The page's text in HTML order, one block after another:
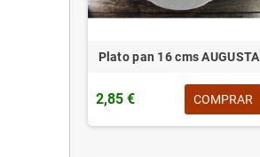
Plato pan 16 cms AUGUSTA
2,85 € COMPRAR